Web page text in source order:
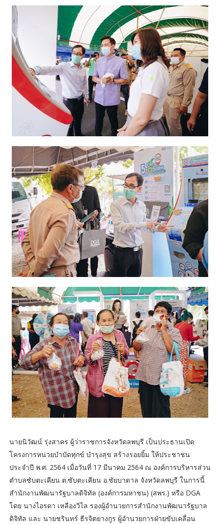
นายนิวัฒน์ รุ่งสาคร ผู้ว่าราชการจังหวัดลพบุรี เป็นประธานเปิด
โครงการหน่วยบำบัดทุกข์ บำรุงสุข สร้างรอยยิ้ม ให้ประชาชน
ประจำปี พ.ศ. 2564 เมื่อวันที่ 17 มีนาคม 2564 ณ องค์การบริหารส่วน
ตำบลซับตะเคียน ต.ซับตะเคียน อ.ชัยบาดาล จังหวัดลพบุรี ในการนี้
สำนักงานพัฒนารัฐบาลดิจิทัล (องค์การมหาชน) (สพร.) หรือ DGA
โดย นางไอรดา เหลืองวิไล รองผู้อำนวยการสำนักงานพัฒนารัฐบาล
ดิจิทัล และ นายชรินทร์ ธีรจิตยางกูร ผู้อำนวยการฝ่ายขับเคลื่อน